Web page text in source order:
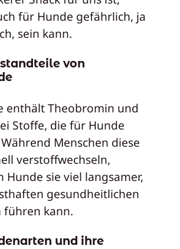
für Hunde gefährlich, ja
sein kann.
von
enthält Theobromin und
Stoffe, die für Hunde
Menschen diese
verstoffwechseln,
Hunde sie viel langsamer,
gesundheitlichen
führen kann.
und ihre